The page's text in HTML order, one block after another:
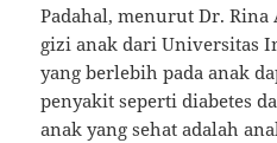
Padahal, menurut Dr. Rina
gizi anak dari Universitas
yang berlebih pada anak
penyakit seperti diabetes
anak yang sehat adalah